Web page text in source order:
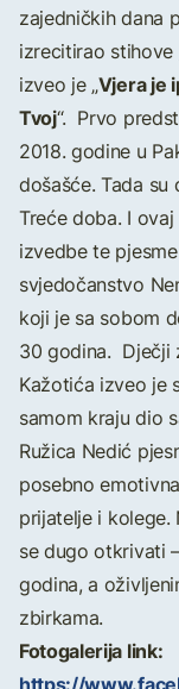
zajedničkih dana
izrecitirao stihove
izveo je „Vjera je
Tvoj“. Prvo
2018. godine u
došašće. Tada
Treće doba. I
izvedbe te
svjedočanstvo
koji je sa sobom
30 godina. Dječji
Kažotića izveo je
samom kraju dio
Ružica Nedić
posebno
prijatelje i kolege.
se dugo otkrivati
godina, a
zbirkama.
Fotogalerija link: